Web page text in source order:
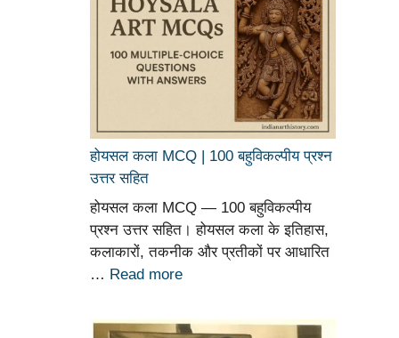
होयसल कला MCQ | 100 बहुविकल्पीय प्रश्न
उत्तर सहित
होयसल कला MCQ — 100 बहुविकल्पीय
प्रश्न उत्तर सहित। होयसल कला के इतिहास,
कलाकारों, तकनीक और प्रतीकों पर आधारित
… Read more